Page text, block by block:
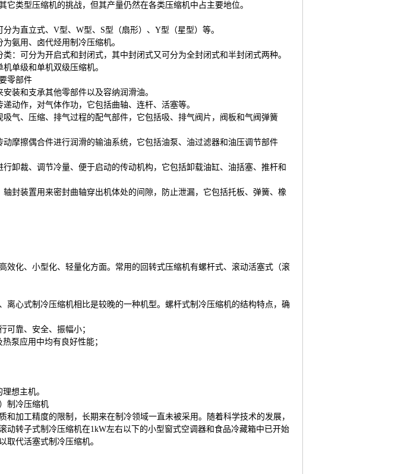
它类型压缩机的挑战，但其产量仍然在各类压缩机中占主要地位。
为直立式、 V型、 W型、 S型（扇形）、 Y型（星型）等。
氨用、卤代烃用制冷压缩机。
：可分为开启式和封闭式，其中封闭式又可分为全封闭式和半封闭式两种。
单级和单机双级压缩机。
零部件
装和支承其他零部件以及容纳润滑油。
动作，对气体作功，它包括曲轴、连杆、活塞等。
气、压缩、排气过程的配气部件，它包括吸、排气阀片，阀板和气阀弹簧
摩擦偶合件进行润滑的输油系统，它包括油泵、油过滤器和油压调节部件
卸裁、调节冷量、便于启动的传动机构，它包括卸载油缸、油括塞、推杆和
封装置用来密封曲轴穿出机体处的间隙，防止泄漏，它包括托板、弹簧、橡
效化、小型化、轻量化方面。常用的回转式压缩机有螺杆式、滚动活塞式（滚
离心式制冷压缩机相比是较晚的一种机型。螺杆式制冷压缩机的结构特点，确
可靠、安全、振幅小；
泵应用中均有良好性能；
想主机。
制冷压缩机
和加工精度的限制，长期来在制冷领域一直未被采用。随着科学技术的发展，
动转子式制冷压缩机在1kW左右以下的小型窗式空调器和食品冷藏箱中已开始
取代活塞式制冷压缩机。